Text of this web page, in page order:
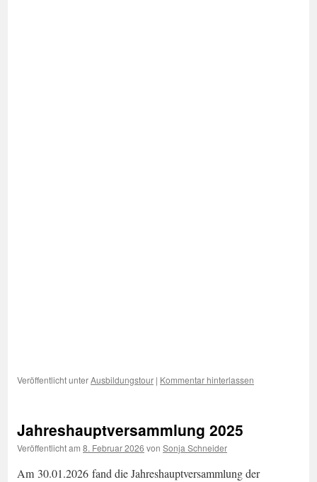
Veröffentlicht unterAusbildungstour | Kommentar hinterlassen
Jahreshauptversammlung 2025
Veröffentlicht am 8. Februar 2026 von Sonja Schneider
Am 30.01.2026 fand die Jahreshauptversammlung der